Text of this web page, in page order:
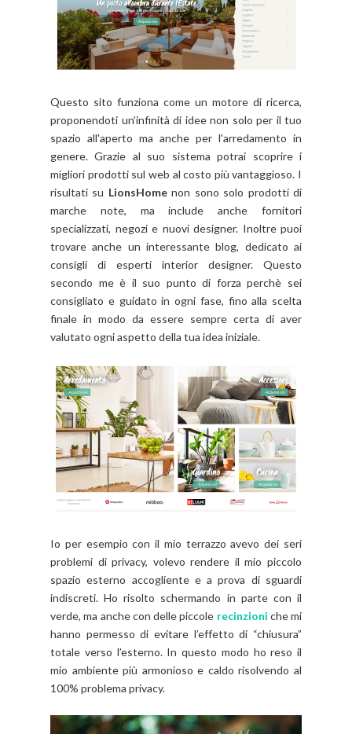
Questo sito funziona come un motore di ricerca,
proponendoti un’infinità di idee non solo per il tuo
spazio all'aperto ma anche per l'arredamento in
genere. Grazie al suo sistema potrai scoprire i
migliori prodotti sul web al costo più vantaggioso. I
risultati su LionsHomenon sono solo prodotti di
marche note, ma include anche fornitori
specializzati, negozi e nuovi designer. Inoltre puoi
trovare anche un interessante blog, dedicato ai
consigli di esperti interior designer. Questo
secondo me è il suo punto di forza perchè sei
consigliato e guidato in ogni fase, fino alla scelta
finale in modo da essere sempre certa di aver
valutato ogni aspetto della tua idea iniziale.
Io per esempio con il mio terrazzo avevo dei seri
problemi di privacy, volevo rendere il mio piccolo
spazio esterno accogliente e a prova di sguardi
indiscreti. Ho risolto schermando in parte con il
verde, ma anche con delle piccole recinzioni che mi
hanno permesso di evitare l’effetto di “chiusura”
totale verso l’esterno. In questo modo ho reso il
mio ambiente più armonioso e caldo risolvendo al
100% problema privacy.